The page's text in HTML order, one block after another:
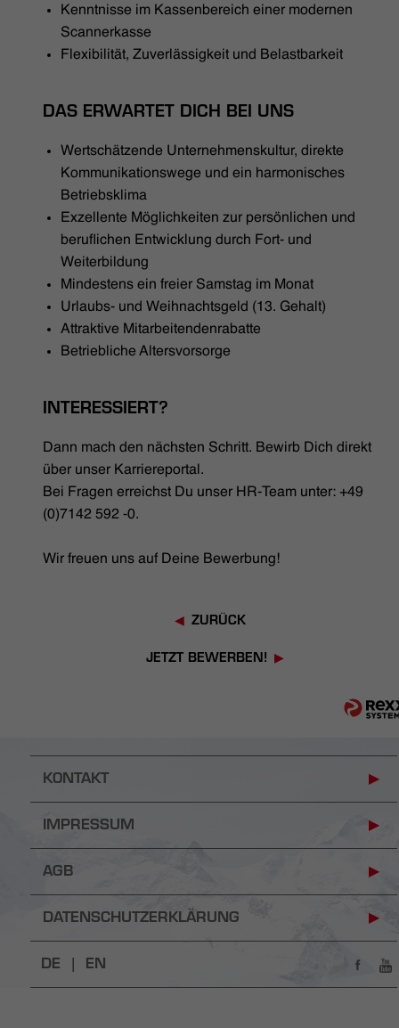
Kenntnisse im Kassenbereich einer modernen
Scannerkasse
Flexibilität, Zuverlässigkeit und Belastbarkeit
DAS ERWARTET DICH BEI UNS
Wertschätzende Unternehmenskultur, direkte
Kommunikationswege und ein harmonisches
Betriebsklima
Exzellente Möglichkeiten zur persönlichen und
beruflichen Entwicklung durch Fort- und
Weiterbildung
Mindestens ein freier Samstag im Monat
Urlaubs- und Weihnachtsgeld (13. Gehalt)
Attraktive Mitarbeitendenrabatte
Betriebliche Altersvorsorge
INTERESSIERT?
Dann mach den nächsten Schritt. Bewirb Dich direkt
über unser Karriereportal.
Bei Fragen erreichst Du unser HR-Team unter: +49
(0)7142 592 -0.
Wir freuen uns auf Deine Bewerbung!
ZURÜCK
JETZT BEWERBEN!
KONTAKT
IMPRESSUM
AGB
DATENSCHUTZERKLÄRUNG
DE | EN